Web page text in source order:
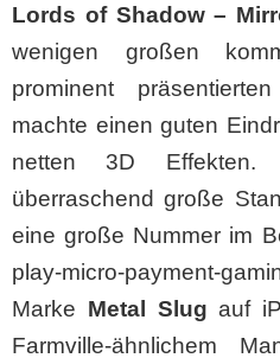
Lords of Shadow –
wenigen großen
prominent
machte einen guten
netten 3D
überraschend große
eine große Nummer im
play-micro-payment-
Marke Metal Slug auf
Farmville-ähnlichem